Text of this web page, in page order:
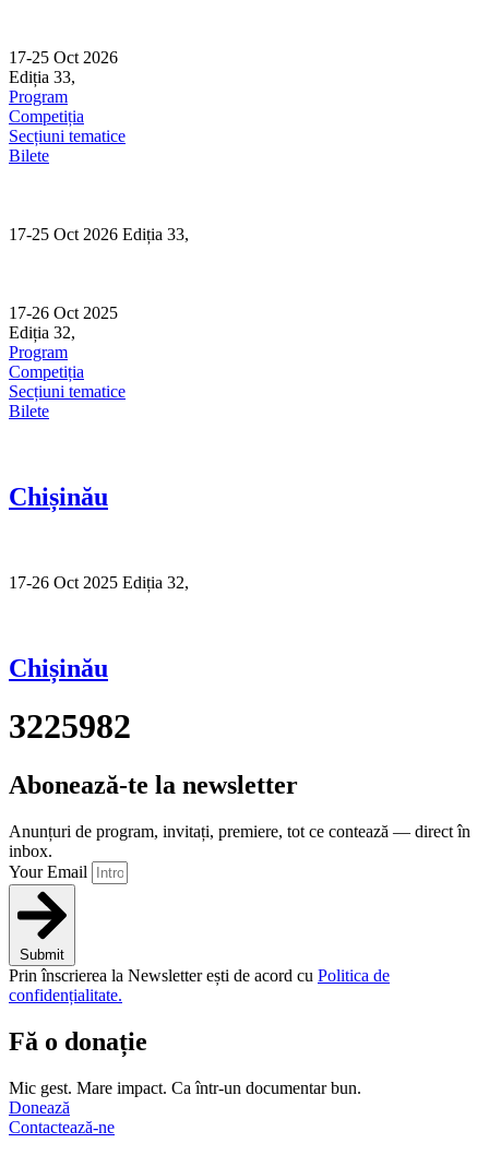
content
17-25 Oct 2026
Ediția 33,
Program
Competiția
Secțiuni tematice
Bilete
17-25 Oct 2026 Ediția 33,
17-26 Oct 2025
Ediția 32,
Program
Competiția
Secțiuni tematice
Bilete
Chișinău
17-26 Oct 2025 Ediția 32,
Chișinău
3225982
Abonează-te la newsletter
Anunțuri de program, invitați, premiere, tot ce contează — direct în
inbox.
Your Email
Submit
Prin înscrierea la Newsletter ești de acord cu Politica de
confidențialitate.
Fă o donație
Mic gest. Mare impact. Ca într-un documentar bun.
Donează
Contactează-ne